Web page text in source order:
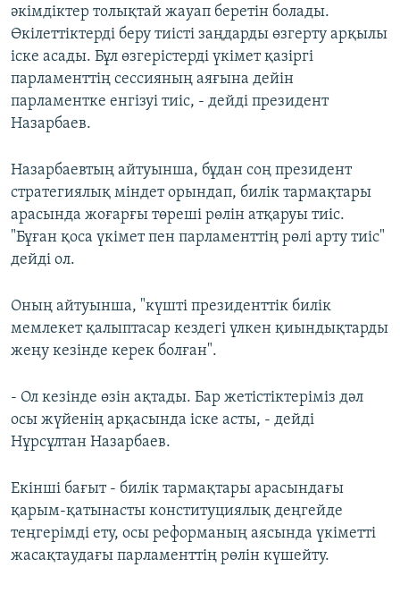
әкімдіктер толықтай жауап беретін болады.
Өкілеттіктерді беру тиісті заңдарды өзгерту арқылы
іске асады. Бұл өзгерістерді үкімет қазіргі
парламенттің сессияның аяғына дейін
парламентке енгізуі тиіс, - дейді президент
Назарбаев.
Назарбаевтың айтуынша, бұдан соң президент
стратегиялық міндет орындап, билік тармақтары
арасында жоғарғы төреші рөлін атқаруы тиіс.
"Бұған қоса үкімет пен парламенттің рөлі арту тиіс"
дейді ол.
Оның айтуынша, "күшті президенттік билік
мемлекет қалыптасар кездегі үлкен қиындықтарды
жеңу кезінде керек болған".
- Ол кезінде өзін ақтады. Бар жетістіктеріміз дәл
осы жүйенің арқасында іске асты, - дейді
Нұрсұлтан Назарбаев.
Екінші бағыт - билік тармақтары арасындағы
қарым-қатынасты конституциялық деңгейде
теңгерімді ету, осы реформаның аясында үкіметті
жасақтаудағы парламенттің рөлін күшейту.